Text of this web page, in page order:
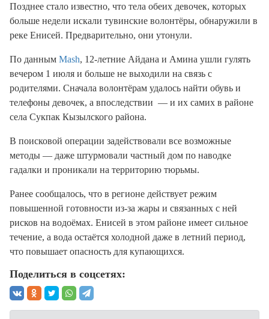
Позднее стало известно, что тела обеих девочек, которых
больше недели искали тувинские волонтёры, обнаружили в
реке Енисей. Предварительно, они утонули.
По данным Mash, 12-летние Айдана и Амина ушли гулять
вечером 1 июля и больше не выходили на связь с
родителями. Сначала волонтёрам удалось найти обувь и
телефоны девочек, а впоследствии — и их самих в районе
села Сукпак Кызылского района.
В поисковой операции задействовали все возможные
методы — даже штурмовали частный дом по наводке
гадалки и проникали на территорию тюрьмы.
Ранее сообщалось, что в регионе действует режим
повышенной готовности из-за жары и связанных с ней
рисков на водоёмах. Енисей в этом районе имеет сильное
течение, а вода остаётся холодной даже в летний период,
что повышает опасность для купающихся.
Поделиться в соцсетях: